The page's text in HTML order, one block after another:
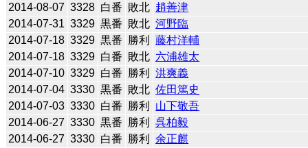
2014-08-07 3328 白番 敗北 趙善津
2014-07-31 3329 黒番 敗北 河野臨
2014-07-18 3329 黒番 勝利
藤村洋輔
2014-07-18 3329 白番 敗北 六浦雄太
2014-07-10 3329 白番 勝利
洪爽義
2014-07-04 3330 黒番 敗北 佐田篤史
2014-07-03 3330 白番 勝利
山下敬吾
2014-06-27 3330 黒番 勝利
呉柏毅
2014-06-27 3330 白番 勝利
余正麒